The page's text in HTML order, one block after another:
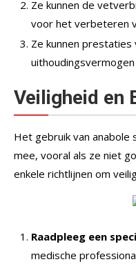
Ze kunnen de
voor het verbeteren
Ze kunnen
Veiligheid en
Het gebruik van anabole
mee, vooral als ze niet
enkele richtlijnen om
Raadpleeg een
medische